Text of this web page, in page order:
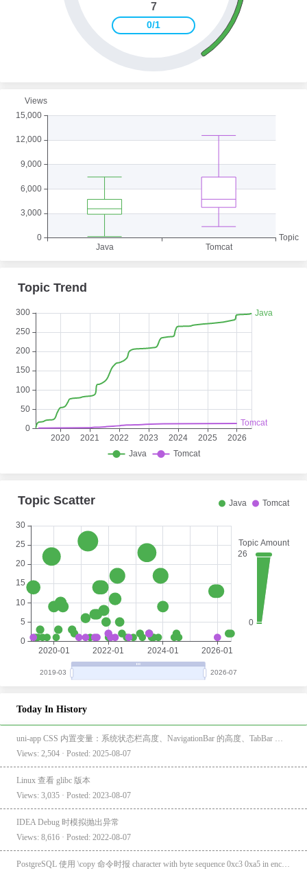
Today In History
Views: 2,504 · Posted: 2025-08-07
Linux 查看 glibc 版本
Views: 3,035 · Posted: 2023-08-07
IDEA Debug 时模拟抛出异常
Views: 8,616 · Posted: 2022-08-07